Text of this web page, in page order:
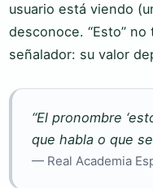
usuario está viendo
desconoce. “Esto”
señalador: su valor
“El pronombre
que habla o que
— Real Academia